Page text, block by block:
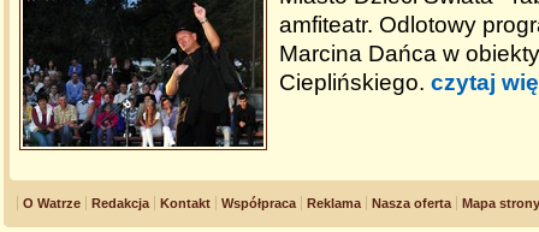
amfiteatr. Odlotowy
Marcina Dańca w
Cieplińskiego. czytaj
O Watrze Redakcja Kontakt Współpraca Reklama Nasza oferta Mapa strony